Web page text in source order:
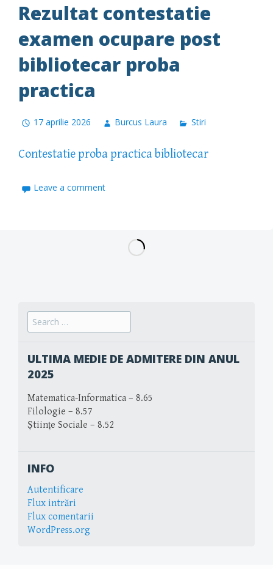
Rezultat contestatie
examen ocupare post
bibliotecar proba
practica
17 aprilie 2026 Burcus Laura Stiri
Contestatie proba practica bibliotecar
Leave a comment
Search
for:
ULTIMA MEDIE DE ADMITERE DIN ANUL
2025
Matematica-Informatica – 8.65
Filologie – 8.57
Științe Sociale – 8.52
INFO
Autentificare
Flux intrări
Flux comentarii
WordPress.org